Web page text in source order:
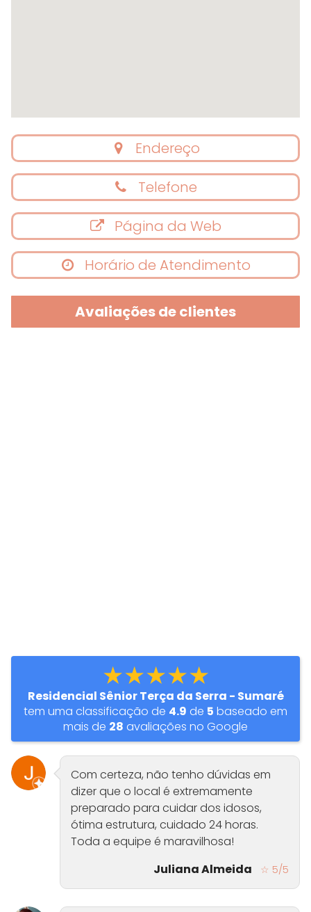
Endereço
Telefone
Página da Web
Horário de Atendimento
Avaliações de clientes
★★★★★
Residencial Sênior Terça da Serra - Sumaré
tem uma classificação de 4.9 de 5 baseado em
mais de 28 avaliações no Google
Com certeza, não tenho dúvidas em
dizer que o local é extremamente
preparado para cuidar dos idosos,
ótima estrutura, cuidado 24 horas.
Toda a equipe é maravilhosa!
Juliana Almeida
☆ 5/5